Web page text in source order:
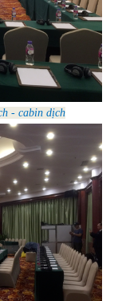
- cabin dịch